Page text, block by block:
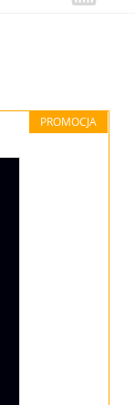
PROMOCJA